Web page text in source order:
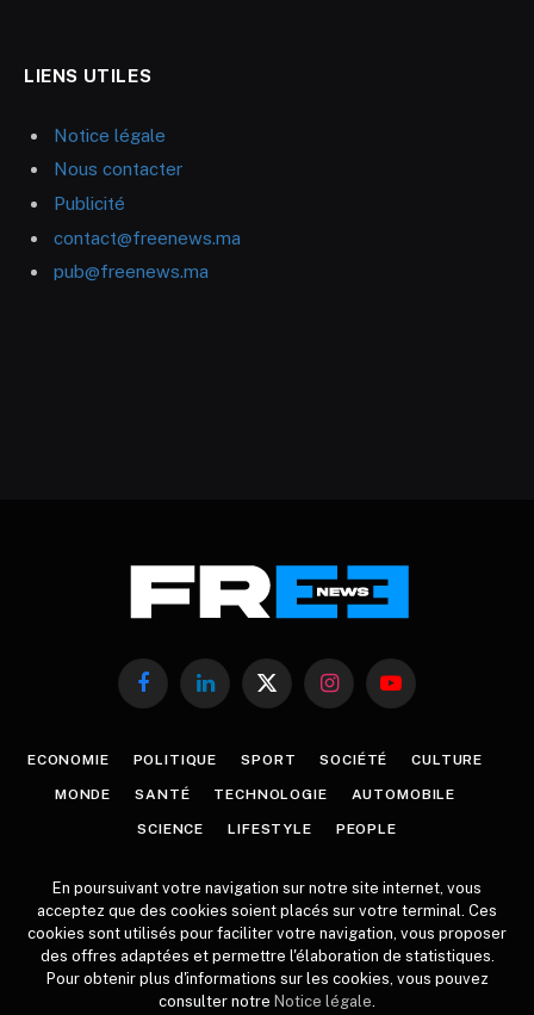
LIENS UTILES
Notice légale
Nous contacter
Publicité
contact@freenews.ma
pub@freenews.ma
FacebookLinkedInX
InstagramYouTube
ECONOMIE POLITIQUE SPORT SOCIÉTÉ CULTURE
MONDE SANTÉ TECHNOLOGIE AUTOMOBILE
SCIENCE LIFESTYLE PEOPLE
En poursuivant votre navigation sur notre site internet, vous
acceptez que des cookies soient placés sur votre terminal. Ces
cookies sont utilisés pour faciliter votre navigation, vous proposer
des offres adaptées et permettre l'élaboration de statistiques.
Pour obtenir plus d'informations sur les cookies, vous pouvez
consulter notre Notice légale.